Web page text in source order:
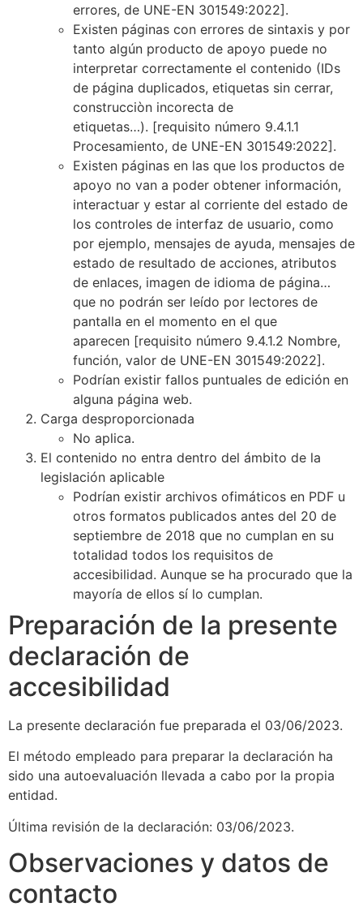
errores, de UNE-EN 301549:2022].
Existen páginas con errores de sintaxis y por
tanto algún producto de apoyo puede no
interpretar correctamente el contenido (IDs
de página duplicados, etiquetas sin cerrar,
construcciòn incorecta de
etiquetas…). [requisito número 9.4.1.1
Procesamiento, de UNE-EN 301549:2022].
Existen páginas en las que los productos de
apoyo no van a poder obtener información,
interactuar y estar al corriente del estado de
los controles de interfaz de usuario, como
por ejemplo, mensajes de ayuda, mensajes de
estado de resultado de acciones, atributos
de enlaces, imagen de idioma de página…
que no podrán ser leído por lectores de
pantalla en el momento en el que
aparecen [requisito número 9.4.1.2 Nombre,
función, valor de UNE-EN 301549:2022].
Podrían existir fallos puntuales de edición en
alguna página web.
Carga desproporcionada
No aplica.
El contenido no entra dentro del ámbito de la
legislación aplicable
Podrían existir archivos ofimáticos en PDF u
otros formatos publicados antes del 20 de
septiembre de 2018 que no cumplan en su
totalidad todos los requisitos de
accesibilidad. Aunque se ha procurado que la
mayoría de ellos sí lo cumplan.
Preparación de la presente
declaración de
accesibilidad
La presente declaración fue preparada el 03/06/2023.
El método empleado para preparar la declaración ha
sido una autoevaluación llevada a cabo por la propia
entidad.
Última revisión de la declaración: 03/06/2023.
Observaciones y datos de
contacto